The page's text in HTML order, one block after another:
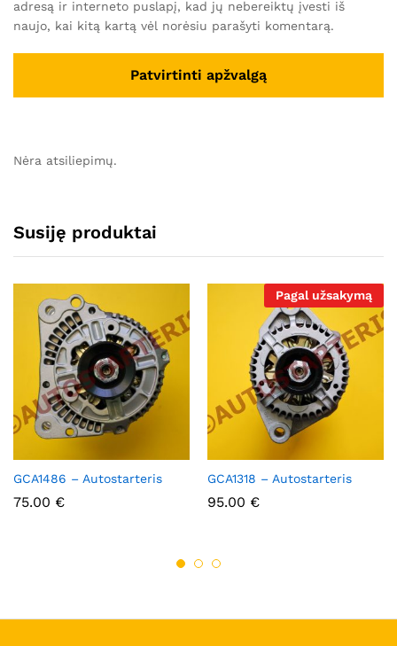
adresą ir interneto puslapį, kad jų nebereiktų įvesti iš
naujo, kai kitą kartą vėl norėsiu parašyti komentarą.
Nėra atsiliepimų.
Susiję produktai
GCA1486 – Autostarteris
75.00 €
Pagal užsakymą
GCA1318 – Autostarteris
95.00 €